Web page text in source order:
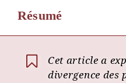
Résumé
Cet article a
divergence des